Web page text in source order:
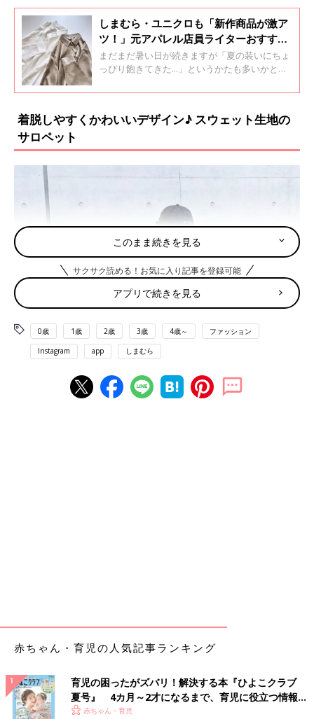
しまむら・ユニクロも「新作商品が激ア
ツ！」元アパレル店員ライターおすすめ
★秋先取りアイテム5選
まだまだ暑い日が続きますが「夏の装いにちょ
っぴり飽きてきた...」というかたも多いかと思
どんなものを買えば良いか、どんなアイテムを
は、元アパレル店員ライターがイチオシの新作
のおすすめのコーデもいっしょにお伝えします
着脱しやすくかわいいデザイン♪ スウェット生地の
サロペット
高見え＆細見えの優秀アイテム！ジャガードサロペ
ット
このまま続きを見る
サクサク読める！お気に入り記事を登録可能
アプリで続きを見る
0歳 1歳 2歳 3歳 4歳～ ファッション
Instagram app しまむら
赤ちゃん・育児の人気記事ランキング
育児の困ったがズバリ！解決する本『ひよこクラブ
夏号』 4カ月～2才になるまで、育児に役立つ情報が
いっぱい！
赤ちゃん・育児